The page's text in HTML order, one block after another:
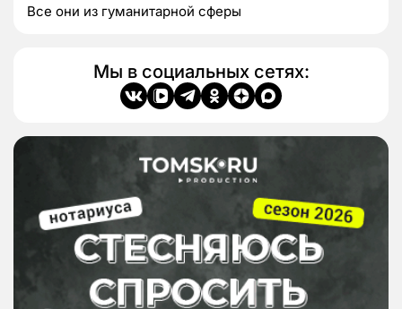
Все они из гуманитарной сферы
Мы в социальных сетях: